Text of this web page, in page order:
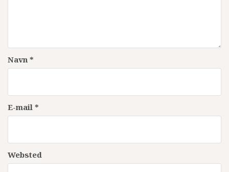
Navn *
E-mail *
Websted